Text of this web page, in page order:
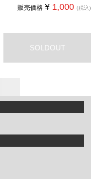
販売価格 ¥ 1,000 (税込)
SOLDOUT